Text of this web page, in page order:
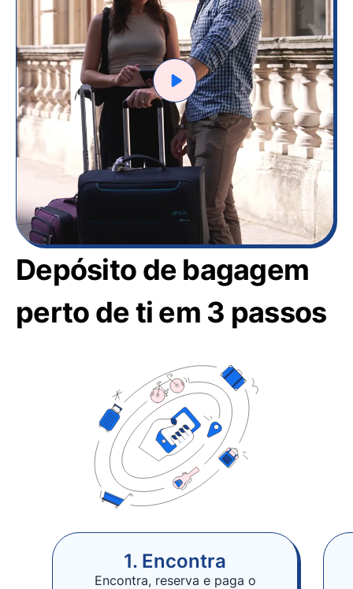
Depósito de bagagem
perto de ti em 3 passos
1. Encontra
Encontra, reserva e paga o